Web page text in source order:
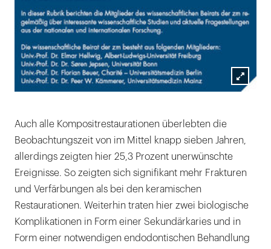
Auch alle Kompositrestaurationen überlebten die
Beobachtungszeit von im Mittel knapp sieben Jahren,
allerdings zeigten hier 25,3 Prozent unerwünschte
Ereignisse. So zeigten sich signifikant mehr Frakturen
und Verfärbungen als bei den keramischen
Restaurationen. Weiterhin traten hier zwei biologische
Komplikationen in Form einer Sekundärkaries und in
Form einer notwendigen endodontischen Behandlung